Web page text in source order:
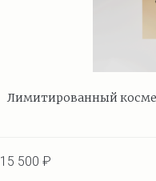
Лимитированный
15 500 ₽